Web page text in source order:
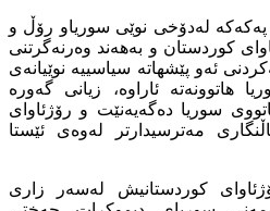
پەكەكە لەدۆخی نوێی سوریاو رۆڵ و
كوردستان و بەهەند وەرنەگرتنی
ئەو پێشهاتە سیاسییە نوێیانەی
هاتوونەتە ئاراوە، زیانی گەورە
سوریا دەگەیەنێت و رۆژئاوای
مەترسیدارتر لەوەی ئێستا
كوردستانیش لەسەر زاری